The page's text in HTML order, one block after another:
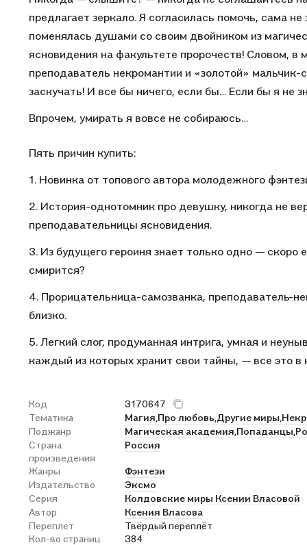
предлагает зеркало. Я согласилась помочь, сама
поменялась душами со своим двойником из
ясновидения на факультете пророчеств! Словом,
преподаватель некромантии и «золотой»
заскучать! И все бы ничего, если бы… Если бы я не
Впрочем, умирать я вовсе не собираюсь…
Пять причин купить:
1. Новинка от топового автора молодежного
2. История-однотомник про девушку, никогда не
преподавательницы ясновидения.
3. Из будущего героиня знает только одно — скоро
смирится?
4. Прорицательница-самозванка, преподаватель-
близко.
5. Легкий слог, продуманная интрига, умная и
каждый из которых хранит свои тайны, — все это в
Код
3170647
Тематика
Магия, Про любовь, Другие миры,
Поджанр
Магическая академия, Попаданцы,
Страна
произведения
Россия
Жанры
Фэнтези
Издательство
Эксмо
Серия
Колдовские миры Ксении Власовой
Автор
Ксения Власова
Переплет
Твёрдый переплёт
Кол-во страниц
384